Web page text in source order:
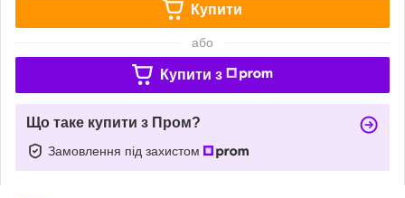
Купити
або
Купити з
Що таке купити з Пром?
Замовлення під захистом